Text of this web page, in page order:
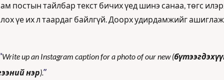
постын тайлбар текст бичих үед шинэ санаа, төгс
үе их л таардаг байлгүй. Доорх удирдамжийг
Write up an Instagram caption for a photo of our new (
нэр).”